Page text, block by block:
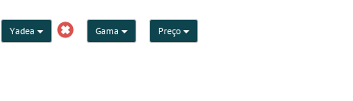
Yadea Gama Preço